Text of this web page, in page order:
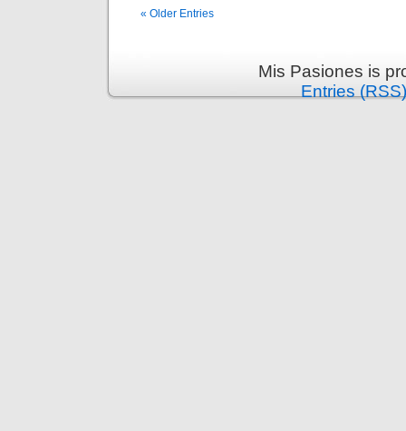
« Older Entries
Mis Pasiones is
Entries (RSS)